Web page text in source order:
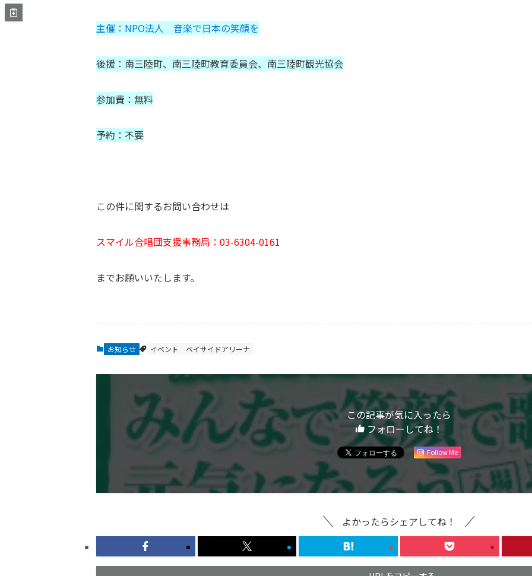
主催：NPO法人 音楽で日本の笑顔を
後援：南三陸町、南三陸町教育委員会、南三陸町観光協会
参加費：無料
予約：不要
この件に関するお問い合わせは
スマイル合唱団支援事務局：03-6304-0161
までお願いいたします。
お知らせ イベント ベイサイドアリーナ
この記事が気に入ったら
フォローしてね！
Follow Me
よかったらシェアしてね！